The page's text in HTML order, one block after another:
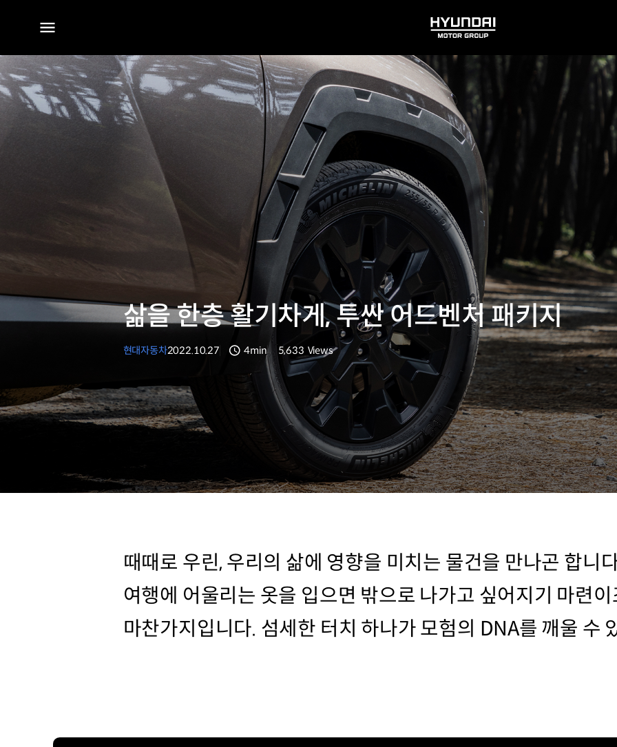
전체
메뉴
HYUNDAI
MOTOR
GROUP
삶을 한층 활기차게, 투싼 어드벤처 패키지
현대자동차2022.10.27 4min
조회수
5,633 Views
때때로 우린, 우리의 삶에 영향을 미치는 물건을 만나곤 합니
여행에 어울리는 옷을 입으면 밖으로 나가고 싶어지기 마련
마찬가지입니다. 섬세한 터치 하나가 모험의 DNA를 깨울 수